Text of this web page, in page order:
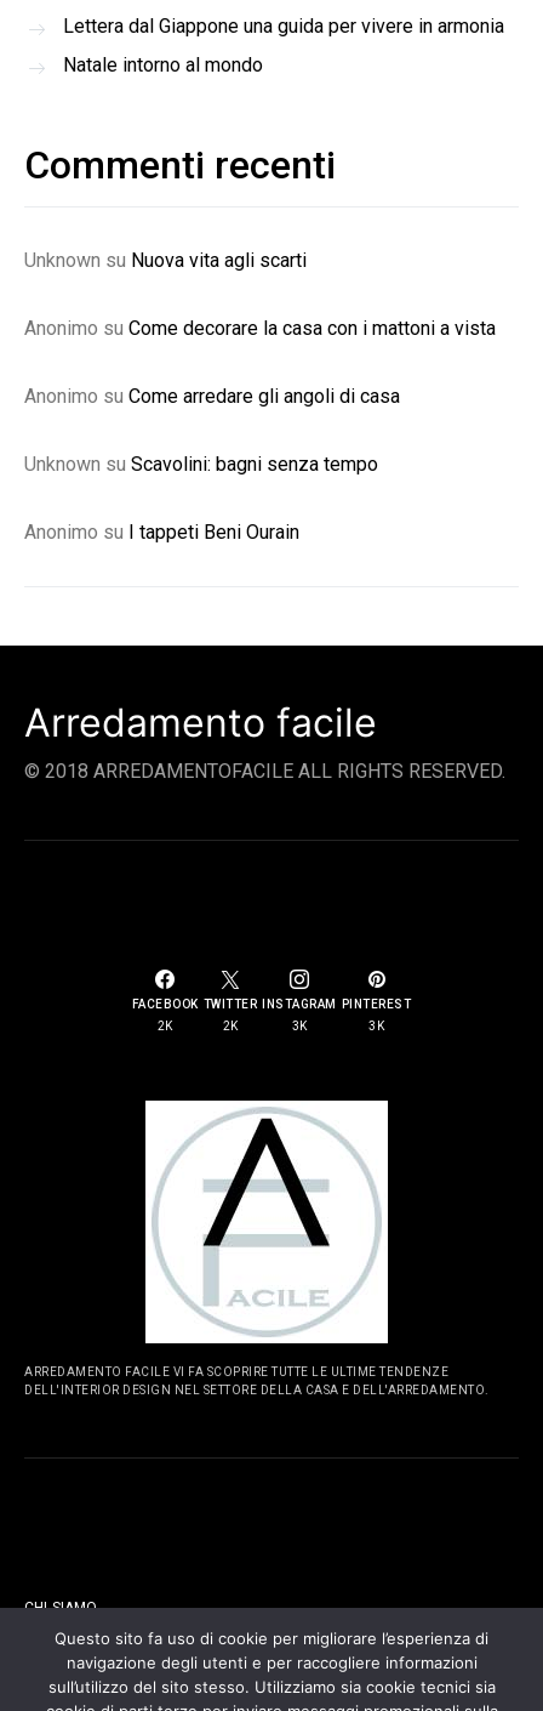
Lettera dal Giappone una guida per vivere in armonia
Natale intorno al mondo
Commenti recenti
Unknown su Nuova vita agli scarti
Anonimo su Come decorare la casa con i mattoni a vista
Anonimo su Come arredare gli angoli di casa
Unknown su Scavolini: bagni senza tempo
Anonimo su I tappeti Beni Ourain
Arredamento facile
© 2018 ARREDAMENTOFACILE ALL RIGHTS RESERVED.
FACEBOOK
2K
TWITTER
2K
INSTAGRAM
3K
PINTEREST
3K
ARREDAMENTO FACILE VI FA SCOPRIRE TUTTE LE ULTIME TENDENZE
DELL'INTERIOR DESIGN NEL SETTORE DELLA CASA E DELL'ARREDAMENTO.
CHI SIAMO
CONTATTI
Questo sito fa uso di cookie per migliorare l’esperienza di
navigazione degli utenti e per raccogliere informazioni
sull’utilizzo del sito stesso. Utilizziamo sia cookie tecnici sia